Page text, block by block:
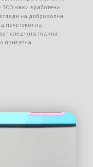
300 мажи вработени
на доброволна
почетокот на
следната година.
приватна